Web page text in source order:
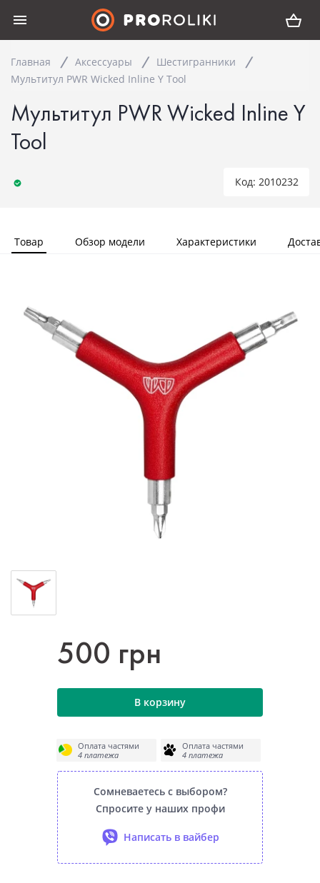
Главная Аксессуары
Шестигранники
Мультитул PWR Wicked Inline Y Tool
Мультитул PWR Wicked Inline Y
Tool
Код: 2010232
Товар Обзор модели Характеристики
500 грн
В корзину
Оплата частями
4 платежа
Оплата частями
4 платежа
Сомневаетесь с выбором?
Спросите у наших профи
Написать в вайбер